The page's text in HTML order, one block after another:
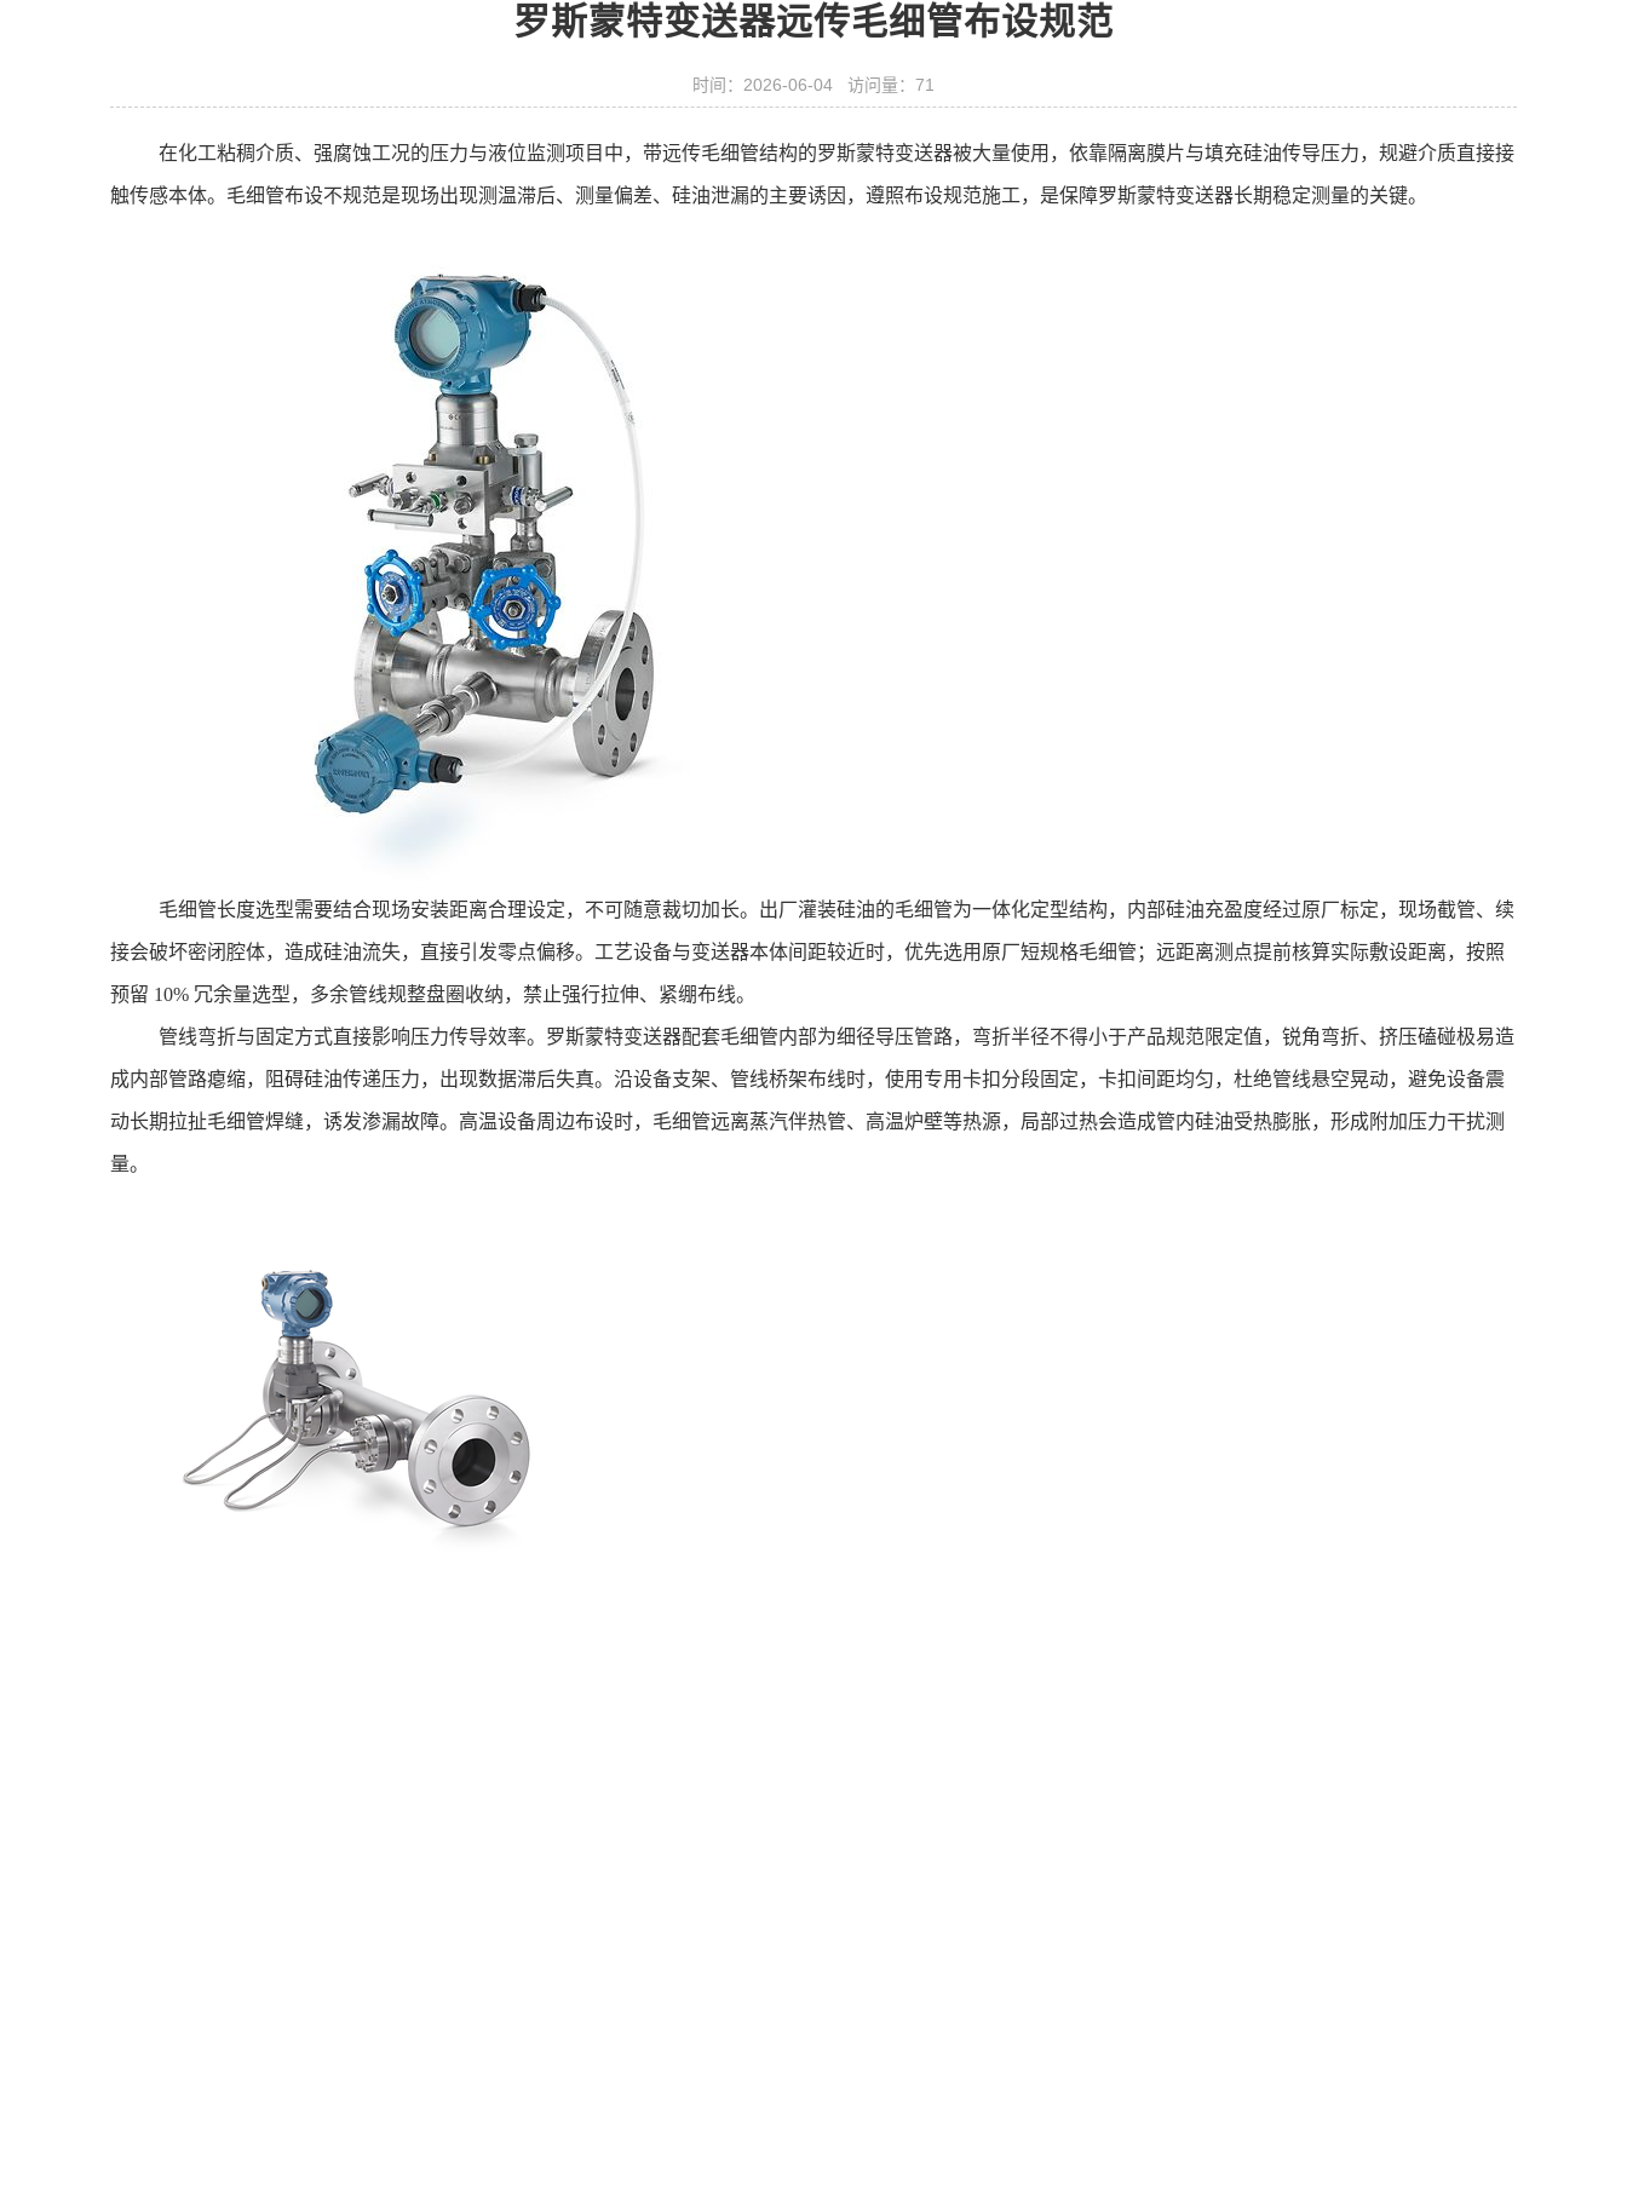
罗斯蒙特变送器远传毛细管布设规范
时间：2026-06-04 访问量：71
在化工粘稠介质、强腐蚀工况的压力与液位监测项目中，带远传毛细管结构的罗斯蒙特变送器被大量使用，依靠隔离膜片与填充硅油传导压力，规避介质直接接
触传感本体。毛细管布设不规范是现场出现测温滞后、测量偏差、硅油泄漏的主要诱因，遵照布设规范施工，是保障罗斯蒙特变送器长期稳定测量的关键。
毛细管长度选型需要结合现场安装距离合理设定，不可随意裁切加长。出厂灌装硅油的毛细管为一体化定型结构，内部硅油充盈度经过原厂标定，现场截管、续
接会破坏密闭腔体，造成硅油流失，直接引发零点偏移。工艺设备与变送器本体间距较近时，优先选用原厂短规格毛细管；远距离测点提前核算实际敷设距离，按照
预留 10% 冗余量选型，多余管线规整盘圈收纳，禁止强行拉伸、紧绷布线。
管线弯折与固定方式直接影响压力传导效率。罗斯蒙特变送器配套毛细管内部为细径导压管路，弯折半径不得小于产品规范限定值，锐角弯折、挤压磕碰极易造
成内部管路瘪缩，阻碍硅油传递压力，出现数据滞后失真。沿设备支架、管线桥架布线时，使用专用卡扣分段固定，卡扣间距均匀，杜绝管线悬空晃动，避免设备震
动长期拉扯毛细管焊缝，诱发渗漏故障。高温设备周边布设时，毛细管远离蒸汽伴热管、高温炉壁等热源，局部过热会造成管内硅油受热膨胀，形成附加压力干扰测
量。